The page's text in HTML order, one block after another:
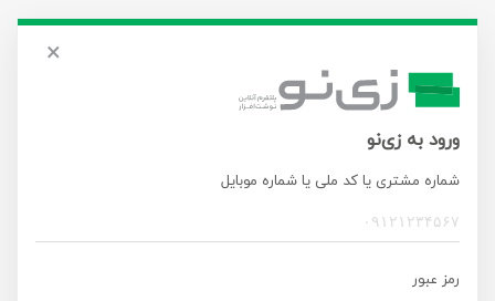
×
ورود به زی‌نو
شماره مشتری یا کد ملی یا شماره موبایل
رمز عبور